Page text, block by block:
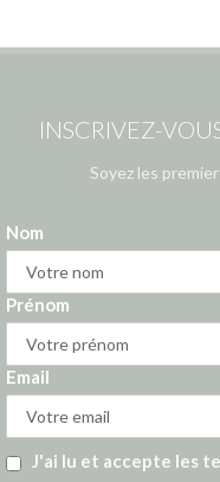
INSCRIVEZ-
Soyez les
Nom
Prénom
Email
J'ai lu et accepte les